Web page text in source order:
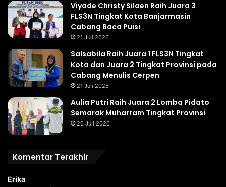
Viyade Christy Silaen Raih Juara 3
FLS3N Tingkat Kota Banjarmasin
Cabang Baca Puisi
21 Juli 2026
Salsabila Raih Juara 1 FLS3N Tingkat
Kota dan Juara 2 Tingkat Provinsi pada
Cabang Menulis Cerpen
21 Juli 2026
Aulia Putri Raih Juara 2 Lomba Pidato
Semarak Muharram Tingkat Provinsi
20 Juli 2026
Komentar Terakhir
Erika